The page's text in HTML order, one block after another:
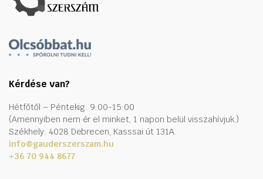
Kérdése van?
Hétfőtől – Péntekig: 9:00-15:00
(Amennyiben nem ér el minket, 1 napon belül visszahívjuk.)
Székhely: 4028 Debrecen, Kasssai út 131A.
info@gauderszerszam.hu
+36 70 944 8677